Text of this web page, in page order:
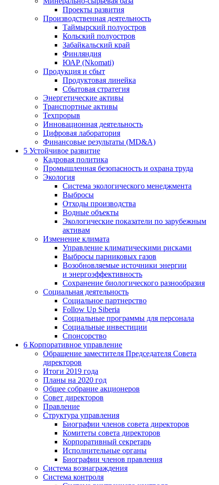
Проекты развития
Производственная деятельность
Таймырский полуостров
Кольский полуостров
Забайкальский край
Финляндия
ЮАР (Nkomati)
Продукция и сбыт
Продуктовая линейка
Сбытовая стратегия
Энергетические активы
Транспортные активы
Техпрорыв
Инновационная деятельность
Цифровая лаборатория
Финансовые результаты (MD&A)
5 Устойчивое развитие
Кадровая политика
Промышленная безопасность и охрана труда
Экология
Система экологического менеджмента
Выбросы
Отходы производства
Водные объекты
Экологические показатели по зарубежным
активам
Изменение климата
Управление климатическими рисками
Выбросы парниковых газов
Возобновляемые источники энергии
и энергоэффективность
Сохранение биологического разнообразия
Социальная деятельность
Социальное партнерство
Follow Up Siberia
Социальные программы для персонала
Социальные инвестиции
Спонсорство
6 Корпоративное управление
Обращение заместителя Председателя Совета
директоров
Итоги 2019 года
Планы на 2020 год
Общее собрание акционеров
Совет директоров
Правление
Структура управления
Биографии членов совета директоров
Комитеты совета директоров
Корпоративный секретарь
Исполнительные органы
Биографии членов правления
Система вознаграждения
Система контроля